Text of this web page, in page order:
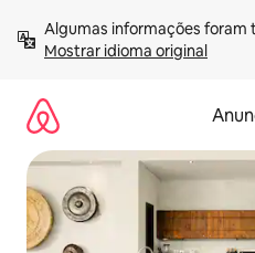
para
Mostrar idioma original